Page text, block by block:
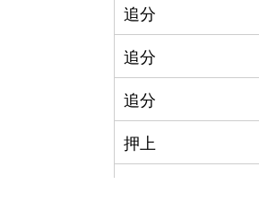
追分
追分
追分
押上